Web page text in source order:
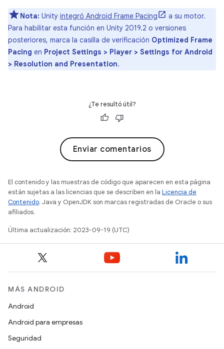
Nota: Unity integró Android Frame Pacing
a su motor.
Para habilitar esta función en Unity 2019.2 o versiones
posteriores, marca la casilla de verificación Optimized Frame
Pacing en Project Settings > Player > Settings for Android
> Resolution and Presentation.
¿Te resultó útil?
Enviar comentarios
El contenido y las muestras de código que aparecen en esta página
están sujetas a las licencias que se describen en la Licencia de
Contenido. Java y OpenJDK son marcas registradas de Oracle o sus
afiliados.
Última actualización: 2023-09-19 (UTC)
MÁS ANDROID
Android
Android para empresas
Seguridad